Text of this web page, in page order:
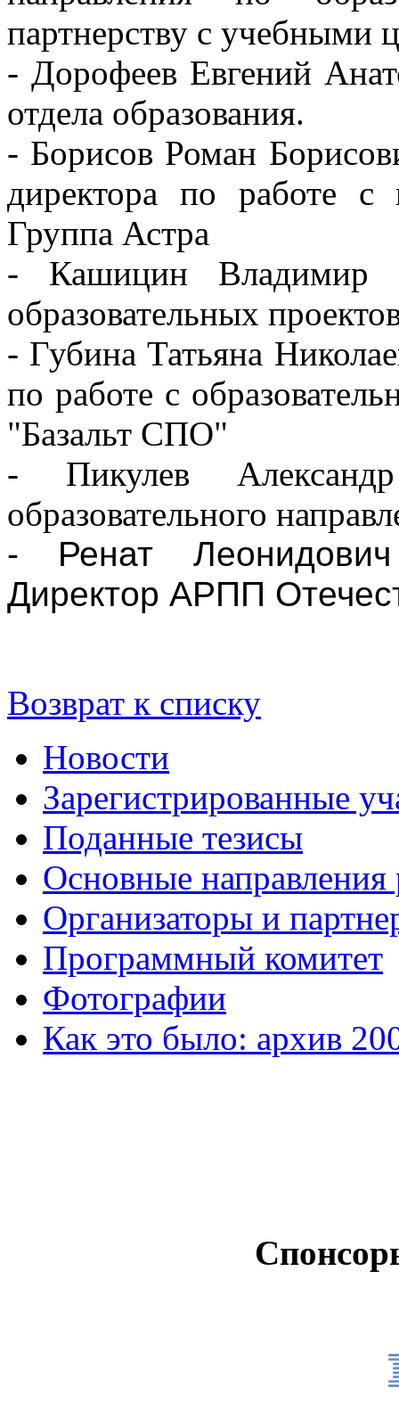
партнерству с учебными
- Дорофеев Евгений
отдела образования.
- Борисов Роман
директора по работе
Группа Астра
- Кашицин Владимир
образовательных
- Губина Татьяна
по работе с
"Базальт СПО"
- Пикулев Александр
образовательного
- Ренат
Директор АРПП
Возврат к списку
Новости
Зарегистрированные
Поданные тезисы
Основные направления
Организаторы и
Программный комитет
Фотографии
Как это было: архив